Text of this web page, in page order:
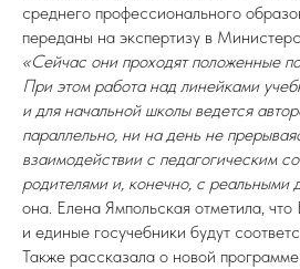
среднего профессионального
переданы на экспертизу в
«Сейчас они проходят положенные
При этом работа над линейками
и для начальной школы ведется
параллельно, ни на день не
взаимодействии с педагогическим
родителями и, конечно, с реальными
она. Елена Ямпольская отметила,
и единые госучебники будут
Также рассказала о новой